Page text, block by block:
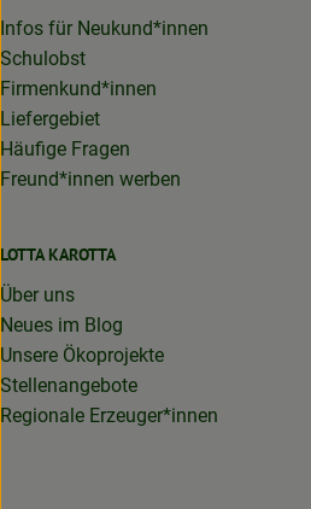
Infos für Neukund*innen
Schulobst
Firmenkund*innen
Liefergebiet
Häufige Fragen
Freund*innen werben
LOTTA KAROTTA
Über uns
Neues im Blog
Unsere Ökoprojekte
Stellenangebote
Regionale Erzeuger*innen